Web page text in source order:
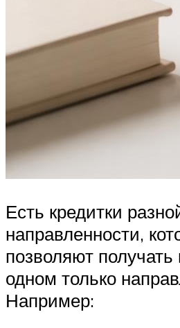
Есть кредитки
направленности,
позволяют получать
одном только
Например: